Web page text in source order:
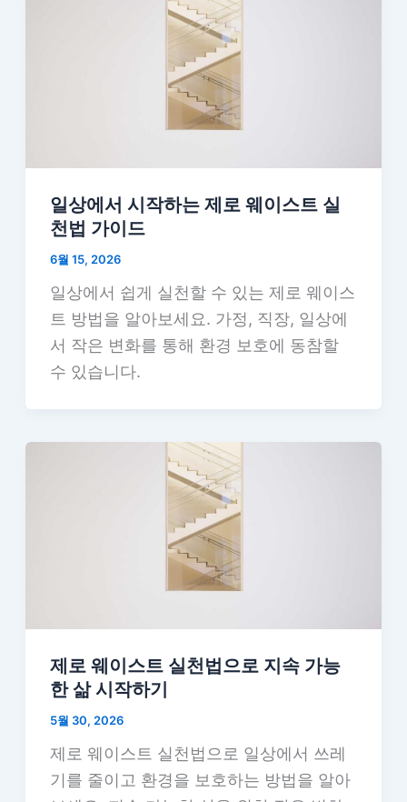
일상에서 시작하는 제로 웨이스트 실
천법 가이드
6월 15, 2026
일상에서 쉽게 실천할 수 있는 제로 웨이스
트 방법을 알아보세요. 가정, 직장, 일상에
서 작은 변화를 통해 환경 보호에 동참할
수 있습니다.
제로 웨이스트 실천법으로 지속 가능
한 삶 시작하기
5월 30, 2026
제로 웨이스트 실천법으로 일상에서 쓰레
기를 줄이고 환경을 보호하는 방법을 알아